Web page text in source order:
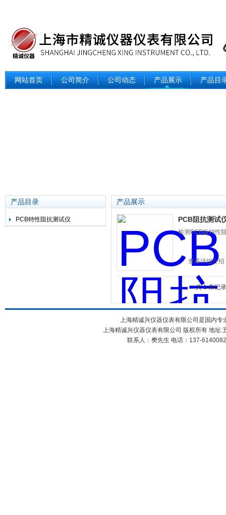
网站首页 公司简介 公司动态 产品展示 产品目
产品目录
PCB特性阻抗测试仪
产品展示
PCB阻抗测试
检测PCB板特性
查看详细介绍
共 1 条记
上海精诚兴仪器仪表有限公司是国内
上海精诚兴仪器仪表有限公司 版权所有 地址
联系人：樊先生 电话：137-